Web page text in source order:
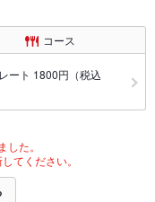
コース
ート 1800円（税込
た。
てください。